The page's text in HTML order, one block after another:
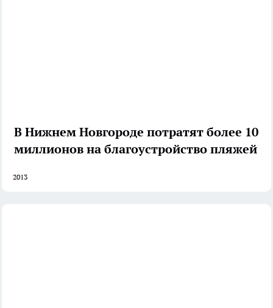
В Нижнем Новгороде потратят более 10
миллионов на благоустройство пляжей
2013